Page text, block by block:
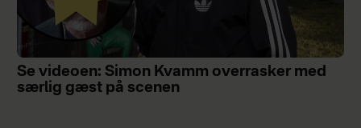
Se videoen: Simon Kvamm overrasker med
særlig gæst på scenen